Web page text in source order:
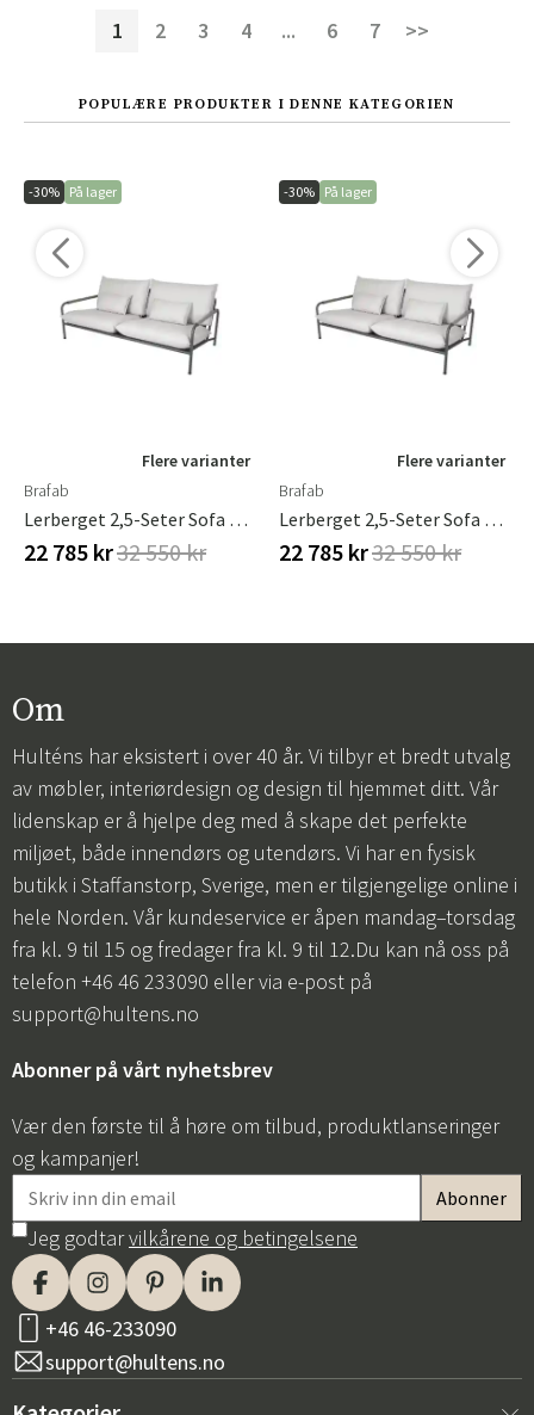
1 2 3 4 ... 6 7 >>
POPULÆRE PRODUKTER I DENNE KATEGORIEN
-30% På lager
Flere varianter
Brafab
Lerberget 2,5-Seter Sofa Antrasitt/Ash Brafab
22 785 kr32 550 kr
-30% På lager
Flere varianter
Brafab
Lerberget 2,5-Seter Sofa Antrasitt/Ash Brafab
22 785 kr32 550 kr
Om
Hulténs har eksistert i over 40 år. Vi tilbyr et bredt utvalg
av møbler, interiørdesign og design til hjemmet ditt. Vår
lidenskap er å hjelpe deg med å skape det perfekte
miljøet, både innendørs og utendørs. Vi har en fysisk
butikk i Staffanstorp, Sverige, men er tilgjengelige online i
hele Norden. Vår kundeservice er åpen mandag–torsdag
fra kl. 9 til 15 og fredager fra kl. 9 til 12.Du kan nå oss på
telefon +46 46 233090 eller via e-post på
support@hultens.no
Abonner på vårt nyhetsbrev
Vær den første til å høre om tilbud, produktlanseringer
og kampanjer!
Jeg godtarvilkårene og betingelsene
+46 46-233090
support@hultens.no